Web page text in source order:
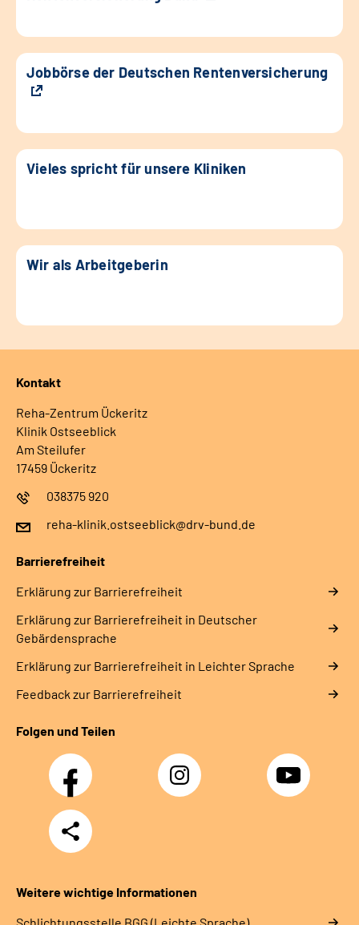
Jobbörse der Deutschen Rentenversicherung
Vieles spricht für unsere Kliniken
Wir als Arbeitgeberin
Kontakt
Reha-Zentrum Ückeritz
Klinik Ostseeblick
Am Steilufer
17459 Ückeritz
038375 920
reha-klinik.ostseeblick@drv-bund.de
Barrierefreiheit
Erklärung zur Barrierefreiheit
Erklärung zur Barrierefreiheit in Deutscher
Gebärdensprache
Erklärung zur Barrierefreiheit in Leichter Sprache
Feedback zur Barrierefreiheit
Folgen und Teilen
Facebook Instagram YouTube
Teilen
Weitere wichtige Informationen